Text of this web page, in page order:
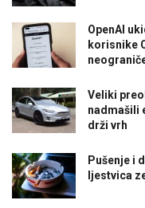
OpenAI
korisnike
Veliki
nadmašili
drži vrh
Pušenje i
ljestvica